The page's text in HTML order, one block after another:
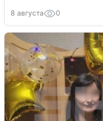
8 августа 0